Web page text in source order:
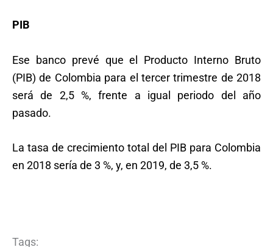
PIB
Ese banco prevé que el Producto Interno Bruto
(PIB) de Colombia para el tercer trimestre de 2018
será de 2,5 %, frente a igual periodo del año
pasado.
La tasa de crecimiento total del PIB para Colombia
en 2018 sería de 3 %, y, en 2019, de 3,5 %.
Tags: